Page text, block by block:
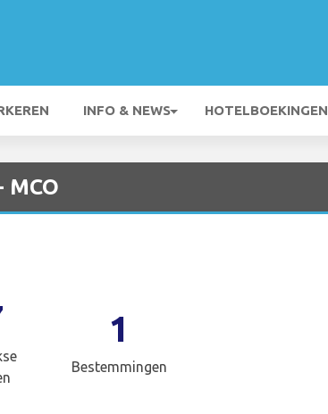
INFO & NEWS HOTELBOEKINGEN
1
Bestemmingen